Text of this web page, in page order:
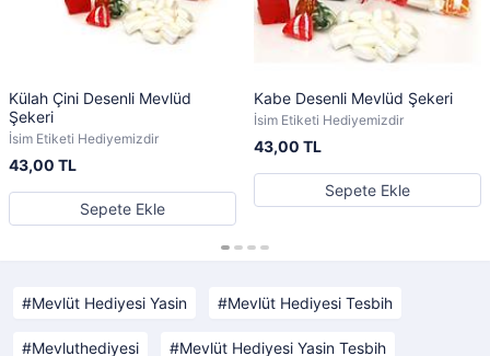
Külah Çini Desenli Mevlüd
Şekeri
İsim Etiketi Hediyemizdir
43,00 TL
Sepete Ekle
Kabe Desenli Mevlüd Şekeri
İsim Etiketi Hediyemizdir
43,00 TL
Sepete Ekle
Mevlüt Hediyesi Yasin Mevlüt Hediyesi Tesbih
Mevluthediyesi Mevlüt Hediyesi Yasin Tesbih